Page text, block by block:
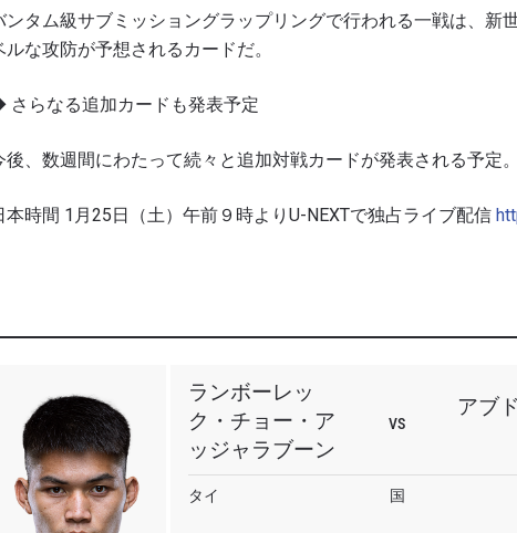
ンタム級サブミッショングラップリングで行われる一戦は、新
ルな攻防が予想されるカードだ。
さらなる追加カードも発表予定
後、数週間にわたって続々と追加対戦カードが発表される予定。
本時間 1月25日（土）午前９時よりU-NEXTで独占ライブ配信
ランボーレッ
ク・チョー・ア
ッジャラブーン
VS
アブ
タイ 国